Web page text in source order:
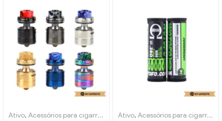
Ativo, Acessórios para cigarros eletrônicos
Ativo, Acessórios para cigarros eletrônicos